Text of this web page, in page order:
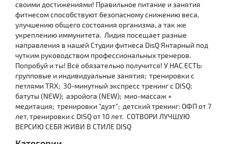
своими достижениями! Правильное питание и занятия
фитнесом способствуют безопасному снижению веса,
улучшению общего состояния организма, а так же
укреплению иммунитета. Лидия посещает разные
направления в нашей Студии фитнеса DisQ Янтарный под
чутким руководством профессиональных тренеров.
Попробуй и ты! Всё обязательно получится! У НАС ЕСТЬ:
групповые и индивидуальные занятия; тренировки с
петлями TRX; 30-минутный экспресс тренинг с DISQ;
батуты (NEW); аэройога (NEW); мио-массаж +
медитация; тренировки "дуэт"; детский тренинг: ОФП от 7
лет, тренировки с DISQ от 10 лет. СОТВОРИ ЛУЧШУЮ
ВЕРСИЮ СЕБЯ ЖИВИ В СТИЛЕ DISQ